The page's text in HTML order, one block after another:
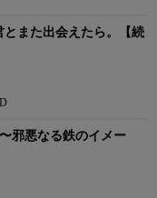
とまた出会えたら。【続
邪悪なる鉄のイメー